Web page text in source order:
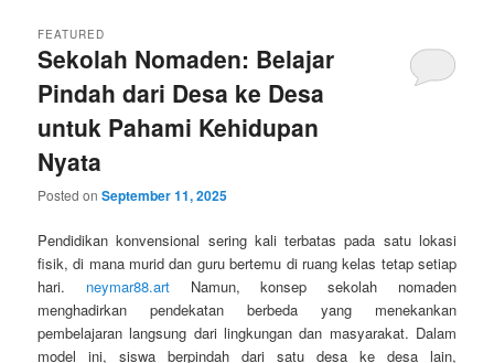
Sekolah Nomaden: Belajar
Pindah dari Desa ke Desa
untuk Pahami Kehidupan
Nyata
FEATURED
Posted onSeptember 11, 2025
Pendidikan konvensional sering kali terbatas pada satu lokasi
fisik, di mana murid dan guru bertemu di ruang kelas tetap setiap
hari. neymar88.artNamun, konsep sekolah nomaden
menghadirkan pendekatan berbeda yang menekankan
pembelajaran langsung dari lingkungan dan masyarakat. Dalam
model ini, siswa berpindah dari satu desa ke desa lain,